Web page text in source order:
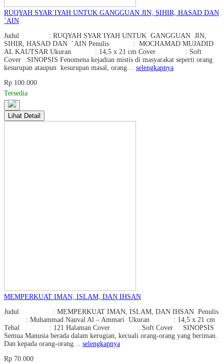
RUQYAH SYAR`IYAH UNTUK GANGGUAN JIN, SIHIR, HASAD DAN
`AIN
Judul : RUQYAH SYAR`IYAH UNTUK GANGGUAN JIN,
SIHIR, HASAD DAN `AIN Penulis : MOCHAMAD MUJADID
AL KAUTSAR Ukuran : 14,5 x 21 cm Cover : Soft
Cover SINOPSIS Fenomena kejadian mistis di masyarakat seperti orang
kesurupan ataupun kesurupan masal, orang… selengkapnya
Rp 100.000
Tersedia
Lihat Detail
MEMPERKUAT IMAN, ISLAM, DAN IHSAN
Judul : MEMPERKUAT IMAN, ISLAM, DAN IHSAN Penulis
: Muhammad Nauval Al – Ammari Ukuran : 14,5 x 21 cm
Tebal : 121 Halaman Cover : Soft Cover SINOPSIS
Semua Manusia berada dalam kerugian, kecuali orang-orang yang beriman.
Dan kepada orang-orang… selengkapnya
Rp 70.000